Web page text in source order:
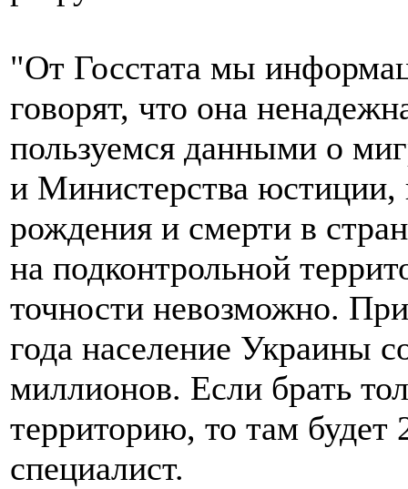
"От Госстата мы
говорят, что она
пользуемся данными о
и Министерства юстиции,
рождения и смерти в
на подконтрольной
точности невозможно.
года население Украины
миллионов. Если брать
территорию, то там
специалист.